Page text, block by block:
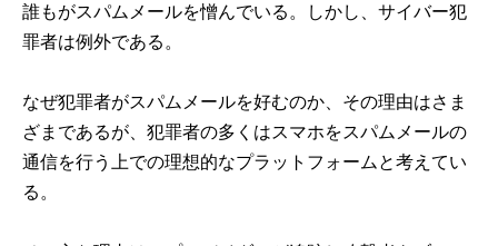
誰もがスパムメールを憎んでいる。しかし、サイバー犯
罪者は例外である。
なぜ犯罪者がスパムメールを好むのか、その理由はさま
ざまであるが、犯罪者の多くはスマホをスパムメールの
通信を行う上での理想的なプラットフォームと考えてい
る。